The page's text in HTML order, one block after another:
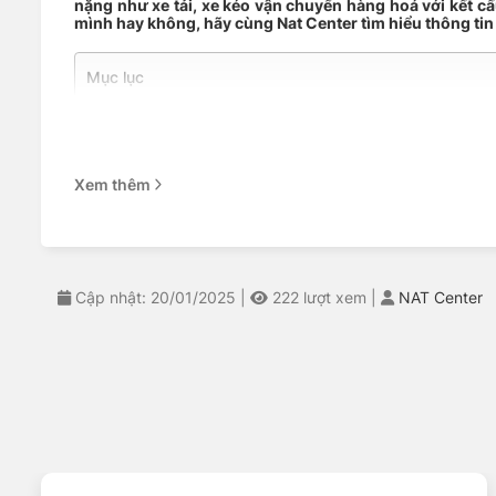
nặng như xe tải, xe kéo vận chuyển hàng hoá với kết
mình hay không, hãy cùng Nat Center tìm hiểu thông
Mục lục
NAT CENTER – CỬA HÀNG CUNG CẤP LỐP MICHELIN
Xem thêm
Cập nhật: 20/01/2025 222 lượt xem NAT Center